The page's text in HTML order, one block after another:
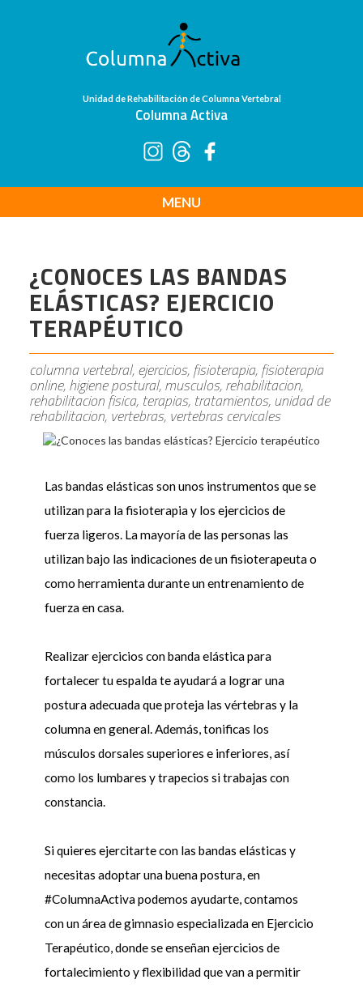
Unidad de Rehabilitación de Columna Vertebral
Columna Activa
MENU
¿CONOCES LAS BANDAS
ELÁSTICAS? EJERCICIO
TERAPÉUTICO
columna vertebral, ejercicios, fisioterapia, fisioterapia
online, higiene postural, musculos, rehabilitacion,
rehabilitacion fisica, terapias, tratamientos, unidad de
rehabilitacion, vertebras, vertebras cervicales
Las bandas elásticas son unos instrumentos que se
utilizan para la fisioterapia y los ejercicios de
fuerza ligeros. La mayoría de las personas las
utilizan bajo las indicaciones de un fisioterapeuta o
como herramienta durante un entrenamiento de
fuerza en casa.
Realizar ejercicios con banda elástica para
fortalecer tu espalda te ayudará a lograr una
postura adecuada que proteja las vértebras y la
columna en general. Además, tonificas los
músculos dorsales superiores e inferiores, así
como los lumbares y trapecios si trabajas con
constancia.
Si quieres ejercitarte con las bandas elásticas y
necesitas adoptar una buena postura, en
#ColumnaActiva podemos ayudarte, contamos
con un área de gimnasio especializada en Ejercicio
Terapéutico, donde se enseñan ejercicios de
fortalecimiento y flexibilidad que van a permitir